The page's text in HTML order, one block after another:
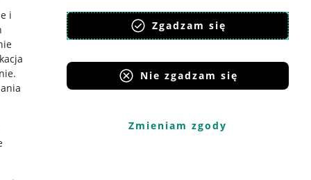
i
.
Zgadzam się
Nie zgadzam się
Zmieniam zgody